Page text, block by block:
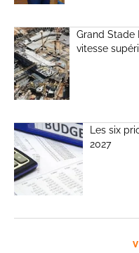
Grand Stade
vitesse
Les six
2027